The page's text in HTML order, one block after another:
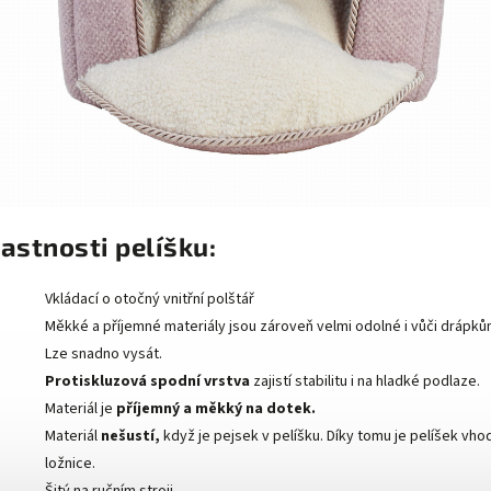
pelíšku:
Vkládací o otočný vnitřní polštář
Měkké a příjemné materiály jsou zároveň velmi odolné i vůči
Lze snadno vysát.
Protiskluzová spodní vrstva zajistí stabilitu i na hladké podlaze.
Materiál je příjemný a měkký na dotek.
Materiál nešustí, když je pejsek v pelíšku. Díky tomu je pelíšek
ložnice.